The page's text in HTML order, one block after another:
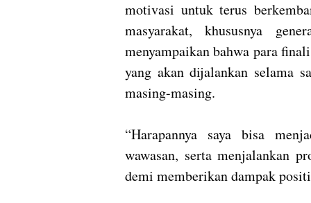
motivasi untuk terus
masyarakat, khususnya
menyampaikan bahwa para
yang akan dijalankan selama
masing-masing.
“Harapannya saya bisa
wawasan, serta menjalankan
demi memberikan dampak